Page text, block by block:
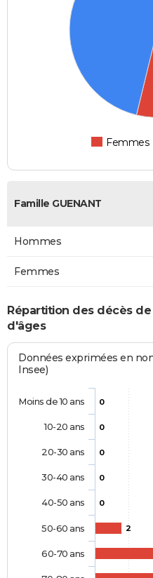
Femmes
Famille GUENANT
Hommes
Femmes
Répartition des décès de
d'âges
Données exprimées en
Insee)
0
0
0
0
0
2
Moins de 10 ans
10-20 ans
20-30 ans
30-40 ans
40-50 ans
50-60 ans
60-70 ans